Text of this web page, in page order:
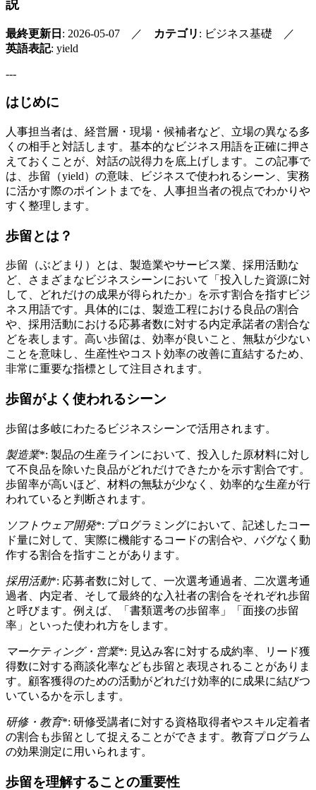
説
最終更新日 : 2026-05-07 ／ カテゴリ : ビジネス基礎 ／
英語表記: yield
---
はじめに
人事担当者は、経営層・現場・候補者など、立場の異なる多
くの相手と対話します。基本的なビジネス用語を正確に押さ
えておくことが、対話の説得力を底上げします。この記事で
は、歩留（yield）の意味、ビジネスで使われるシーン、実務
に活かす際のポイントまでを、人事担当者の視点でわかりや
すく整理します。
歩留とは？
歩留（ぶどまり）とは、製造業やサービス業、採用活動な
ど、さまざまなビジネスシーンにおいて「投入した資源に対
して、どれだけの成果が得られたか」を示す割合を指すビジ
ネス用語です。具体的には、製造工程における良品の割合
や、採用活動における応募者数に対する内定承諾者の割合な
どを表します。高い歩留は、効率が良いこと、無駄が少ない
ことを意味し、生産性やコスト効率の改善に直結するため、
非常に重要な指標として注目されます。
歩留がよく使われるシーン
歩留は多岐にわたるビジネスシーンで活用されます。
製造業*: 製品の生産ラインにおいて、投入した原材料に対し
て不良品を除いた良品がどれだけできたかを示す割合です。
歩留率が高いほど、材料の無駄が少なく、効率的な生産が行
われていると判断されます。
ソフトウェア開発*: プログラミングにおいて、記述したコー
ド量に対して、実際に機能するコードの割合や、バグなく動
作する割合を指すことがあります。
採用活動*: 応募者数に対して、一次選考通過者、二次選考通
過者、内定者、そして最終的な入社者の割合をそれぞれ歩留
と呼びます。例えば、「書類選考の歩留率」「面接の歩留
率」といった使われ方をします。
マーケティング・営業*: 見込み客に対する成約率、リード獲
得数に対する商談化率なども歩留と表現されることがありま
す。顧客獲得のための活動がどれだけ効率的に成果に結びつ
いているかを示します。
研修・教育*: 研修受講者に対する資格取得者やスキル定着者
の割合も歩留として捉えることができます。教育プログラム
の効果測定に用いられます。
歩留を理解することの重要性